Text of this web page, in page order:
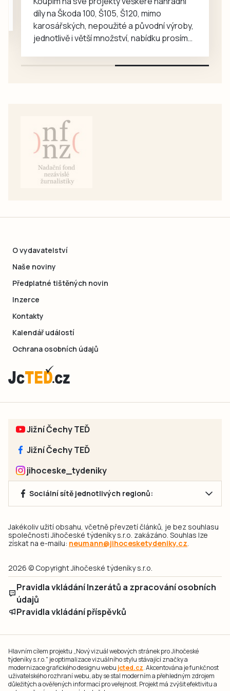
Krajská
pohotovost v
budějovické
Lidické ulici je…
díly na Škoda 100, Š105, Š120, mimo
karosářských, nepoužité a původní výroby,
jednotlivě i větší množství, nabídku prosím
O vydavatelství
Naše noviny
Předplatné tištěných novin
Inzerce
Kontakty
Kalendář událostí
Ochrana osobních údajů
Jižní Čechy TEĎ
Jižní Čechy TEĎ
jihoceske_tydeniky
Sociální sítě jednotlivých regionů:
Jakékoliv užití obsahu, včetně převzetí článků, je bez souhlasu
společnosti Jihočeské týdeníky s.r.o. zakázáno. Souhlas lze
získat na e-mailu: neumann@jihocesketydeniky.cz
2026 © Copyright Jihočeské týdeníky s.r.o.
Pravidla vkládání Inzerátů a zpracování osobních
údajů
Pravidla vkládání příspěvků
Hlavním cílem projektu „Nový vizuál webových stránek pro Jihočeské
týdeníky s.r.o." je optimalizace vizuálního stylu stávající značky a
modernizace grafického designu webu jcted.cz. Akcentována je funkčnost
uživatelského rozhraní webu, aby se stal moderním a přehledným zdrojem
důležitých a ověřených informací pro veřejnost. Projekt má zvýšit efektivitu a